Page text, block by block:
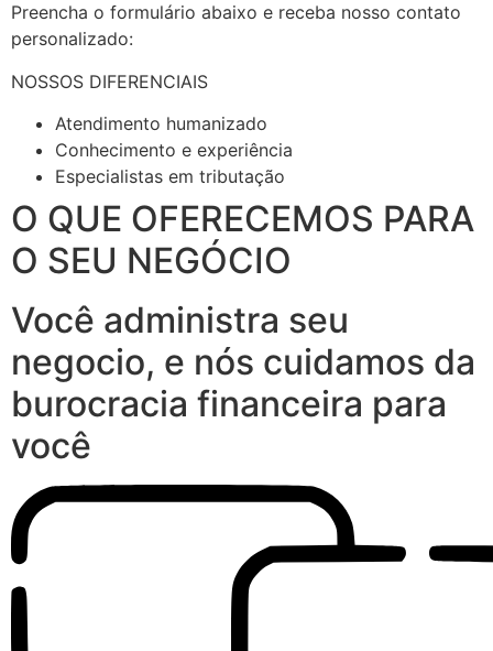
Preencha o formulário abaixo e receba nosso contato
personalizado:
NOSSOS DIFERENCIAIS
Atendimento humanizado
Conhecimento e experiência
Especialistas em tributação
O QUE OFERECEMOS PARA
O SEU NEGÓCIO
Você administra seu
negocio, e nós cuidamos da
burocracia financeira para
você